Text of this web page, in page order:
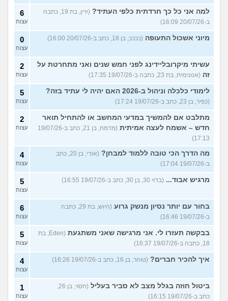
למה אני כל כך חרדתית כלפי העתיד?
(ירין, בת 19, כתבה
ב-20/07/26 16:09)
6
עצות
מיוני אשכול התעופה (ככככ, בן 18, כתב ב-20/07/26 16:00) 0
עצות
עשיתי מיקרובליידינג לפני חמש שנים ואני מתחרטת על
זה (אנונימית, בת 23, כתבה ב-19/07/26 17:35)
2
עצות
לימודי כלכלה וניהול ב-2026 האם יהיה לי עתיד בזה?
(כפיר, בן 23, כתב ב-19/07/26 17:24)
5
עצות
מתלבט אם להמשיך במדעי המחשב או להתחיל תואר
חדש – אשמח לעצה אמיתית
(מדמח, בן 21, כתב ב-19/07/26
17:13)
2
עצות
מה הדרך הכי טובה ללמוד למבחן?
(אודי, בן 20, כתב
ב-19/07/26 17:04)
4
עצות
מרגיש אבוד... (בדוי 30, בן 30, כתב ב-19/07/26 16:55) 5
עצות
בחור עם יותר נסיון מנשק גרוע
(היוש, בת 29, כתבה
ב-19/07/26 16:46)
6
עצות
בבקשה תעזרו לי. אני מרגישה שאני משתגעת
(Eden, בת
18, כתבה ב-19/07/26 16:37)
5
עצות
איך להכיר חברים? (טוהר, בן 16, כתב ב-19/07/26 16:26) 4
עצות
ביטול חוזה בגלל מצב לא סביר בעליל
(חסוי, בן 26,
כתב ב-19/07/26 16:15)
1
עצות